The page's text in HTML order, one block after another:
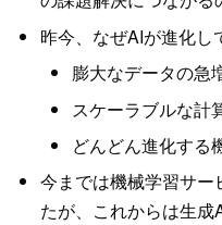
昨今、なぜAIが進化し
膨大なデータの急
スケーラブルな計
どんどん進化する
今までは機械学習サー
たが、これからは生